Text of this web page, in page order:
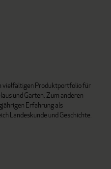
vielfältigen Produktportfolio für
und Garten. Zum anderen
Erfahrung als
Landeskunde und Geschichte.